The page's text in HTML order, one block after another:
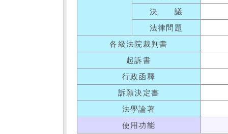
決 議
法律問題
各級法院裁判書
起訴書
行政函釋
訴願決定書
法學論著
使用功能